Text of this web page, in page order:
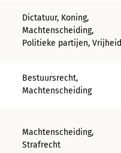
Dictatuur, Koning,
Machtenscheiding,
Politieke partijen, Vrijheid
Bestuursrecht,
Machtenscheiding
Machtenscheiding,
Strafrecht